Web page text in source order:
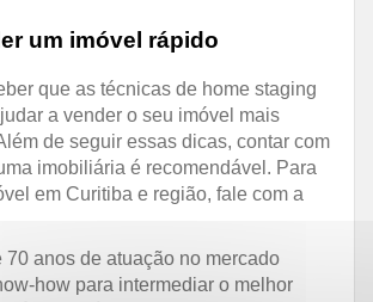
um imóvel rápido
que as técnicas de home staging
a vender o seu imóvel mais
de seguir essas dicas, contar com
imobiliária é recomendável. Para
em Curitiba e região, fale com a
70 anos de atuação no mercado
how para intermediar o melhor